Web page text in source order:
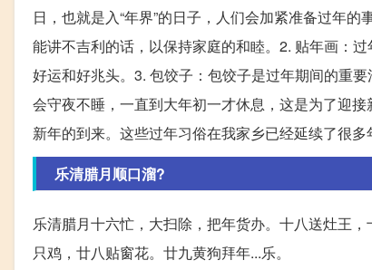
日，也就是入“年界”的日子，人们会加紧准备过年
能讲不吉利的话，以保持家庭的和睦。2. 贴年画：
好运和好兆头。3. 包饺子：包饺子是过年期间的重
会守夜不睡，一直到大年初一才休息，这是为了迎
新年的到来。这些过年习俗在我家乡已经延续了很
乐清腊月顺口溜?
乐清腊月十六忙，大扫除，把年货办。十八送灶王
只鸡，廿八贴窗花。廿九黄狗拜年...乐。